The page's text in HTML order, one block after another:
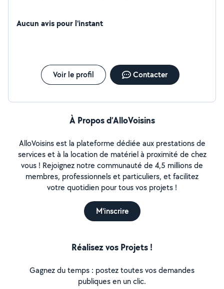
Aucun avis pour l'instant
Voir le profil Contacter
À Propos d’AlloVoisins
AlloVoisins est la plateforme dédiée aux prestations de
services et à la location de matériel à proximité de chez
vous ! Rejoignez notre communauté de 4,5 millions de
membres, professionnels et particuliers, et facilitez
votre quotidien pour tous vos projets !
M'inscrire
Réalisez vos Projets !
Gagnez du temps : postez toutes vos demandes
publiques en un clic.